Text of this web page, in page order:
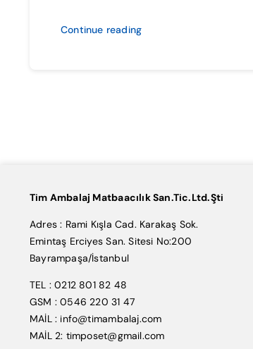
Continue reading
Tim Ambalaj Matbaacılık San.Tic.Ltd.Şti
Adres : Rami Kışla Cad. Karakaş Sok.
Emintaş Erciyes San. Sitesi No:200
Bayrampaşa/İstanbul
TEL : 0212 801 82 48
GSM : 0546 220 31 47
MAİL : info@timambalaj.com
MAİL 2: timposet@gmail.com